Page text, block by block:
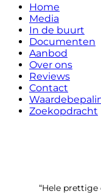
Home
Media
In de buurt
Documenten
Aanbod
Over ons
Reviews
Contact
Zoekopdracht
“Hele